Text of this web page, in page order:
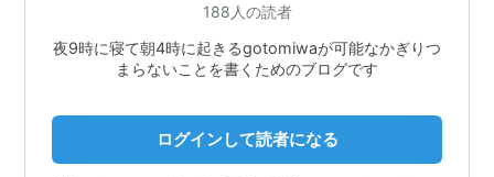
188人の読者
夜9時に寝て朝4時に起きるgotomiwaが可能なかぎりつ
まらないことを書くためのブログです
ログインして読者になる